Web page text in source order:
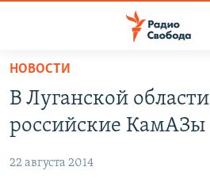
упрощенного
доступа
основному
ПОДКАСТЫ
АВТОРСКИЕ ПРОЕКТЫ
ЦИТАТЫ СВОБОДЫ
НОВОСТИ
В Луганской
российские КамАЗы
22 августа 2014